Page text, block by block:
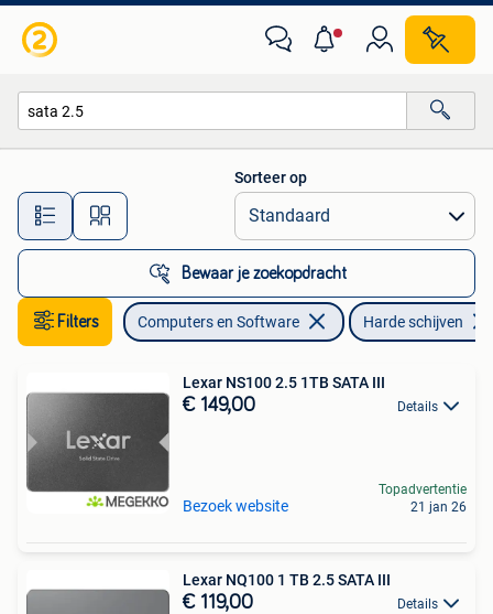
Alle afstanden…
Sorteer op
Bewaar je zoekopdracht
Filters Computers en Software Harde schijven
Lexar NS100 2.5 1TB SATA III
€ 149,00 Details
Bezoek website
Topadvertentie
21 jan 26
Lexar NQ100 1 TB 2.5 SATA III
€ 119,00 Details